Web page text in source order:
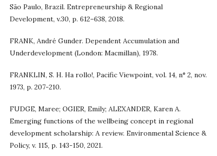
São Paulo, Brazil. Entrepreneurship & Regional
Development, v.30, p. 612–638, 2018.
FRANK, André Gunder. Dependent Accumulation and
Underdevelopment (London: Macmillan), 1978.
FRANKLIN, S. H. Ha rollo!, Pacific Viewpoint, vol. 14, n° 2, nov.
1973, p. 207-210.
FUDGE, Maree; OGIER, Emily; ALEXANDER, Karen A.
Emerging functions of the wellbeing concept in regional
development scholarship: A review. Environmental Science &
Policy, v. 115, p. 143-150, 2021.